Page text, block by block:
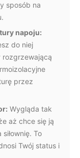
sposób na
napoju:
do niej
przez
Wygląda tak
aż chce się ją
To
Twój status i